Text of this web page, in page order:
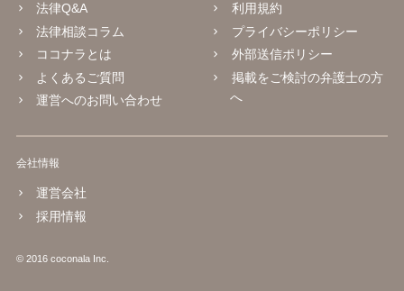
法律Q&A
法律相談コラム
ココナラとは
よくあるご質問
運営へのお問い合わせ
利用規約
プライバシーポリシー
外部送信ポリシー
掲載をご検討の弁護士の方
へ
会社情報
運営会社
採用情報
© 2016 coconala Inc.